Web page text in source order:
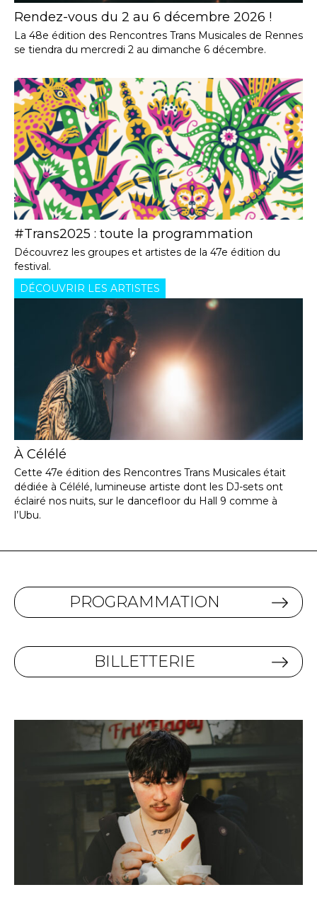
Rendez-vous du 2 au 6 décembre 2026 !
La 48e édition des Rencontres Trans Musicales de Rennes
se tiendra du mercredi 2 au dimanche 6 décembre.
#Trans2025 : toute la programmation
Découvrez les groupes et artistes de la 47e édition du
festival.
DÉCOUVRIR LES ARTISTES
À Célélé
Cette 47e édition des Rencontres Trans Musicales était
dédiée à Célélé, lumineuse artiste dont les DJ-sets ont
éclairé nos nuits, sur le dancefloor du Hall 9 comme à
l’Ubu.
PROGRAMMATION
BILLETTERIE